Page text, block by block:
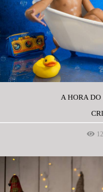
A HORA